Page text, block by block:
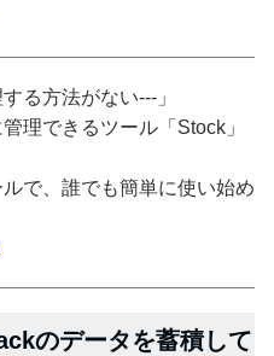
る方法がない---」
理できるツール「Stock」
で、誰でも簡単に使い始め
のデータを蓄積して